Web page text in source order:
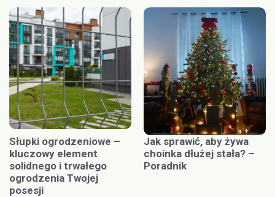
Słupki ogrodzeniowe –
kluczowy element
solidnego i trwałego
ogrodzenia Twojej
posesji
Jak sprawić, aby żywa
choinka dłużej stała? –
Poradnik